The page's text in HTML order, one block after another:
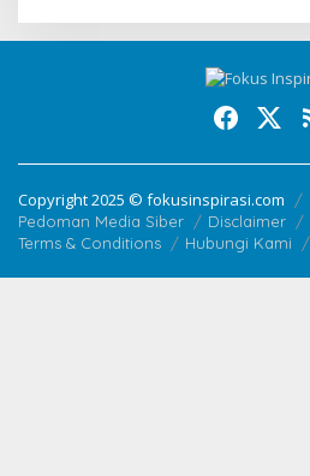
Copyright 2025 © fokusinspirasi.com
Pedoman Media Siber
Disclaimer
Terms & Conditions
Hubungi Kami